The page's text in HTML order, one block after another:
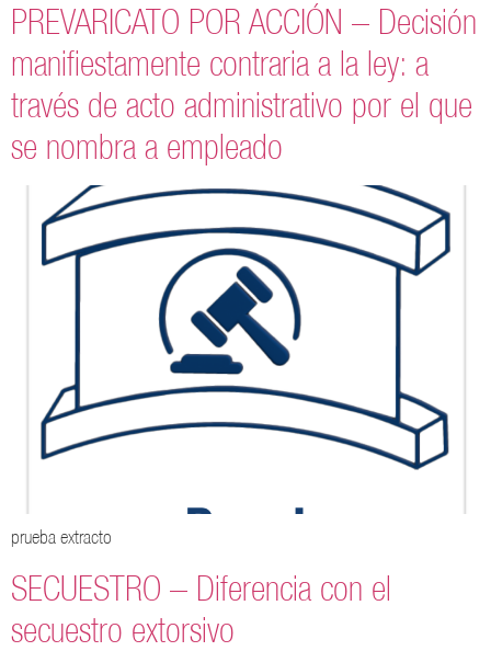
PREVARICATO POR ACCIÓN – Decisión
manifiestamente contraria a la ley: a
través de acto administrativo por el que
se nombra a empleado
prueba extracto
SECUESTRO – Diferencia con el
secuestro extorsivo